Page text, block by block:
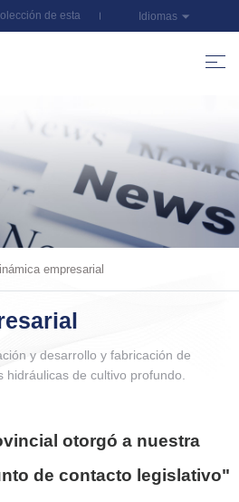
de esta Idiomas
empresarial
y desarrollo y fabricación de
hidráulicas de cultivo profundo.
otorgó a nuestra
de contacto legislativo"